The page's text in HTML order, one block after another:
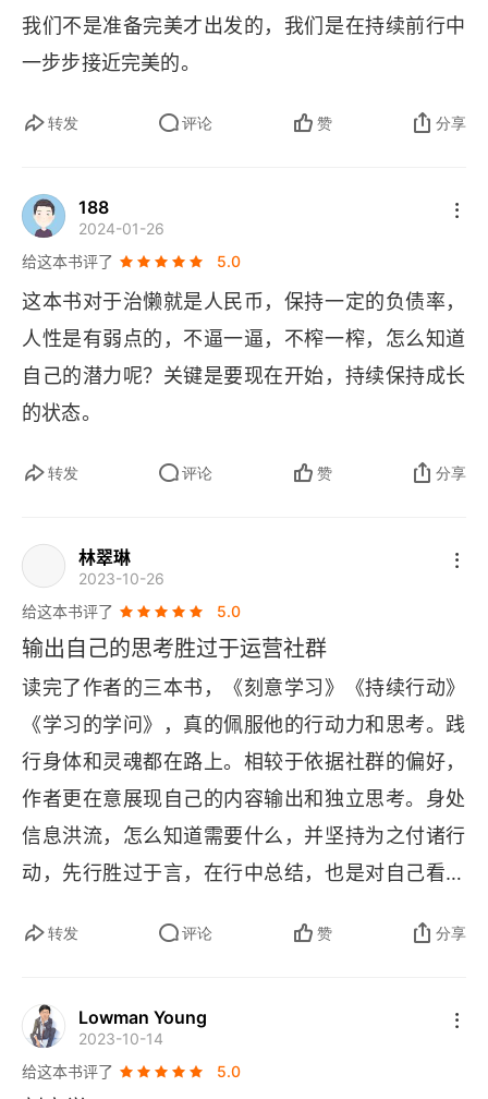
我们不是准备完美才出发的，我们是在持续前行中
一步步接近完美的。
转发 评论 赞 分享
188
2024-01-26
给这本书评了
5.0
这本书对于治懒就是人民币，保持一定的负债率，
人性是有弱点的，不逼一逼，不榨一榨，怎么知道
自己的潜力呢？关键是要现在开始，持续保持成长
的状态。
转发 评论 赞 分享
林翠琳
2023-10-26
给这本书评了
5.0
输出自己的思考胜过于运营社群
读完了作者的三本书，《刻意学习》《持续行动》
《学习的学问》，真的佩服他的行动力和思考。践
行身体和灵魂都在路上。相较于依据社群的偏好，
作者更在意展现自己的内容输出和独立思考。身处
信息洪流，怎么知道需要什么，并坚持为之付诸行
动，先行胜过于言，在行中总结，也是对自己看完
转发 评论 赞 分享
Lowman Young
2023-10-14
给这本书评了
5.0